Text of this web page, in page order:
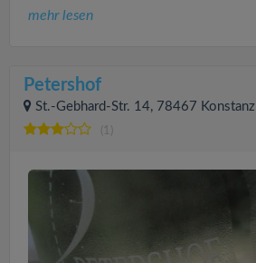
mehr lesen
Petershof
St.-Gebhard-Str. 14, 78467 Konstanz